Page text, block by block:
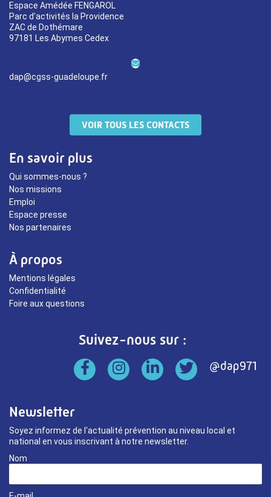
Espace Amédée FENGAROL
Parc d’activités la Providence
ZAC de Dothémare
97181 Les Abymes Cedex
dap@cgss-guadeloupe.fr
VOIR TOUS LES CONTACTS
En savoir plus
Qui sommes-nous ?
Nos missions
Emploi
Espace presse
Nos partenaires
À propos
Mentions légales
Confidentialité
Foire aux questions
Suivez-nous sur :
Newsletter
Soyez informez de l'actualité prévention au niveau local et
national en vous inscrivant à notre newsletter.
Nom